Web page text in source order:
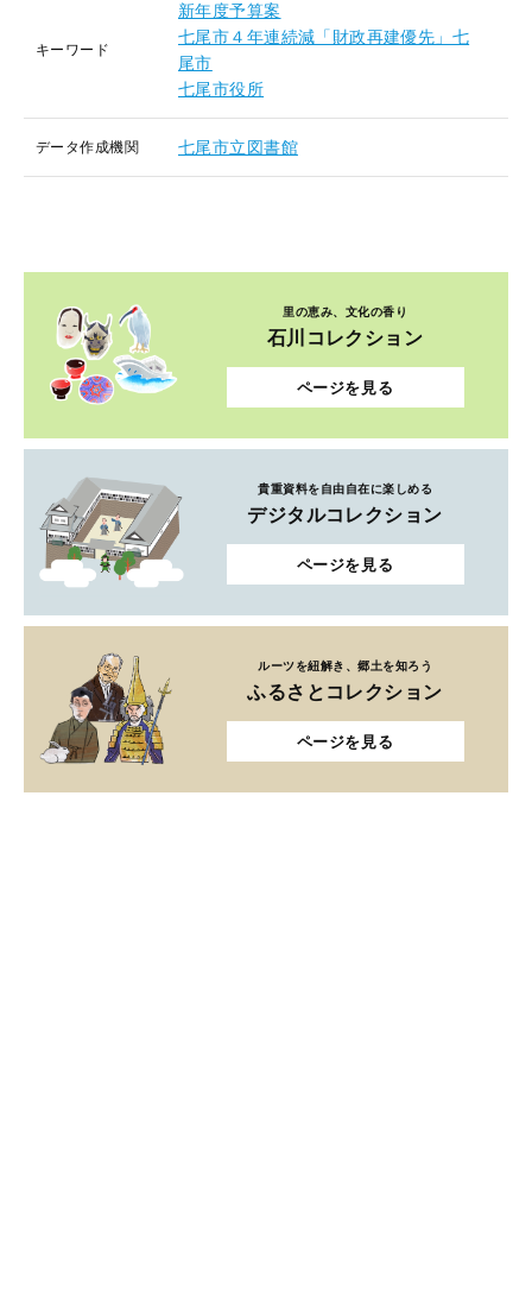
キーワード
新年度予算案
七尾市４年連続減「財政再建優先」七
尾市
七尾市役所
データ作成機関 七尾市立図書館
里の恵み、文化の香り
石川コレクション
ページを見る
貴重資料を自由自在に楽しめる
デジタルコレクション
ページを見る
ルーツを紐解き、郷土を知ろう
ふるさとコレクション
ページを見る